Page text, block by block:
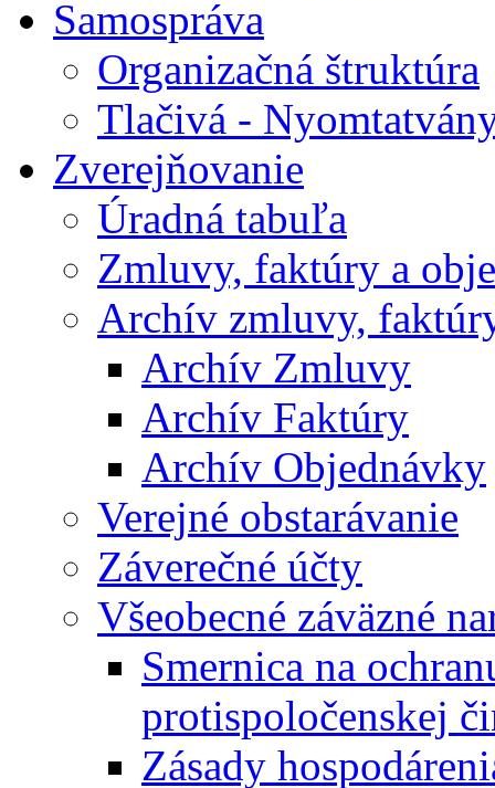
Samospráva
Organizačná štruktúra
Tlačivá -
Zverejňovanie
Úradná tabuľa
Zmluvy, faktúry a
Archív zmluvy,
Archív Zmluvy
Archív Faktúry
Archív Objednávky
Verejné obstarávanie
Záverečné účty
Všeobecné záväzné
Smernica na
protispoločenskej
Zásady